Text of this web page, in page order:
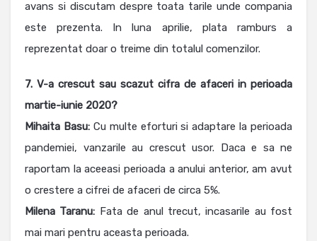
avans si discutam despre toata tarile unde compania
este prezenta. In luna aprilie, plata ramburs a
reprezentat doar o treime din totalul comenzilor.
7. V-a crescut sau scazut cifra de afaceri in perioada
martie-iunie 2020?
Mihaita Basu: Cu multe eforturi si adaptare la perioada
pandemiei, vanzarile au crescut usor. Daca e sa ne
raportam la aceeasi perioada a anului anterior, am avut
o crestere a cifrei de afaceri de circa 5%.
Milena Taranu: Fata de anul trecut, incasarile au fost
mai mari pentru aceasta perioada.